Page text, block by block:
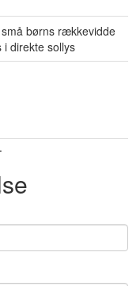
børns rækkevidde
i direkte sollys